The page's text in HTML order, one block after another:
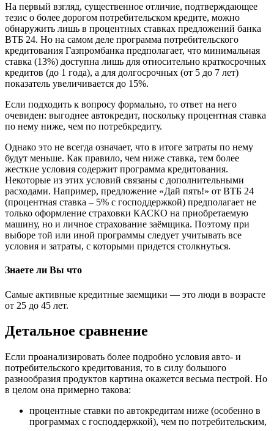
На первый взгляд, существенное отличие, подтверждающее
тезис о более дорогом потребительском кредите, можно
обнаружить лишь в процентных ставках предложений банка
ВТБ 24. Но на самом деле программа потребительского
кредитования Газпромбанка предполагает, что минимальная
ставка (13%) доступна лишь для относительно краткосрочных
кредитов (до 1 года), а для долгосрочных (от 5 до 7 лет)
показатель увеличивается до 15%.
Если подходить к вопросу формально, то ответ на него
очевиден: выгоднее автокредит, поскольку процентная ставка
по нему ниже, чем по потребкредиту.
Однако это не всегда означает, что в итоге затраты по нему
будут меньше. Как правило, чем ниже ставка, тем более
жесткие условия содержит программа кредитования.
Некоторые из этих условий связаны с дополнительными
расходами. Например, предложение «Дай пять!» от ВТБ 24
(процентная ставка – 5% с господдержкой) предполагает не
только оформление страховки КАСКО на приобретаемую
машину, но и личное страхование заёмщика. Поэтому при
выборе той или иной программы следует учитывать все
условия и затраты, с которыми придется столкнуться.
Знаете ли Вы что
Самые активные кредитные заемщики — это люди в возрасте
от 25 до 45 лет.
Детальное сравнение
Если проанализировать более подробно условия авто- и
потребительского кредитования, то в силу большого
разнообразия продуктов картина окажется весьма пестрой. Но
в целом она примерно такова:
процентные ставки по автокредитам ниже (особенно в
программах с господдержкой), чем по потребительским,